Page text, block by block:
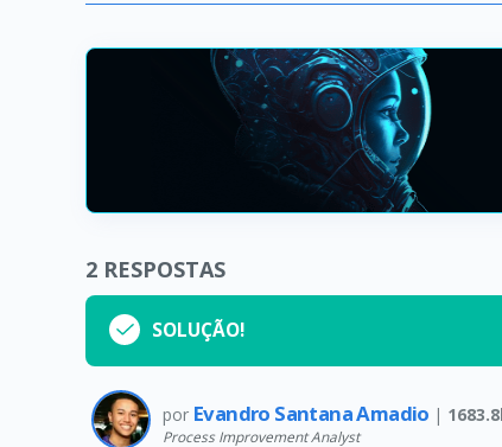
2 RESPOSTAS
SOLUÇÃO!
por Evandro Santana Amadio |
Process Improvement Analyst